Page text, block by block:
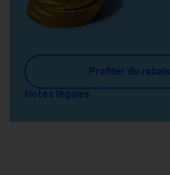
Profiter du rabais
Notes légales